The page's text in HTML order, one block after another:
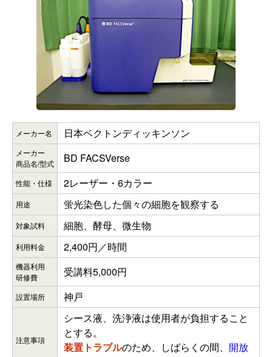
メーカー名 日本ベクトンディッキンソン
メーカー
商品名/型式
BD FACSVerse
性能・仕様 2レーザー・6カラー
用途 蛍光染色した個々の細胞を観察する
対象試料 細胞、酵母、微生物
利用料金 2,400円／時間
機器利用
研修費
受講料5,000円
設置場所 神戸
注意事項
シース液、洗浄液は使用者が負担すること
とする。
装置トラブルのため、しばらくの間、 開放